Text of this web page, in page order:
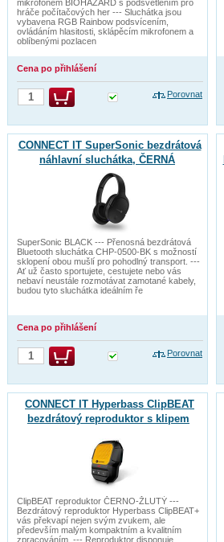
mikrofonem BIOHAZARD s podsvětlením pro
hráče počítačových her --- Sluchátka jsou
vybavena RGB Rainbow podsvícením,
ovládáním hlasitosti, sklápěcím mikrofonem a
oblíbenými pozlacen
Cena po přihlášení
Porovnat
CONNECT IT SuperSonic bezdrátová
náhlavní sluchátka, ČERNÁ
SuperSonic BLACK --- Přenosná bezdrátová
Bluetooth sluchátka CHP-0500-BK s možností
sklopení obou mušlí pro pohodlný transport. ---
Ať už často sportujete, cestujete nebo vás
nebaví neustále rozmotávat zamotané kabely,
budou tyto sluchátka ideálním ře
Cena po přihlášení
Porovnat
CONNECT IT Hyperbass ClipBEAT
bezdrátový reproduktor s klipem
ClipBEAT reproduktor ČERNO-ŽLUTÝ ---
Bezdrátový reproduktor Hyperbass ClipBEAT+
vás překvapí nejen svým zvukem, ale
především malým kompaktním a kvalitním
zpracováním. --- Reproduktor disponuje